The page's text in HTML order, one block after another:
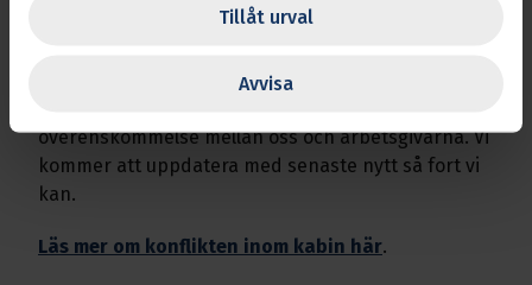
Tillåt urval
Avvisa
Vad händer nu?
Förhandlingarna med medlarna kommer nu att
överenskommelse mellan oss och arbetsgivarna. Vi
kommer att uppdatera med senaste nytt så fort vi
kan.
Läs mer om konflikten inom kabin här.